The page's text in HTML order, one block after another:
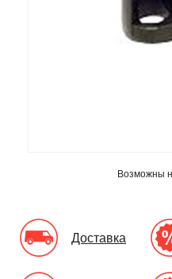
Возможны
Доставка